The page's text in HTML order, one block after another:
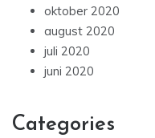
oktober 2020
august 2020
juli 2020
juni 2020
Categories